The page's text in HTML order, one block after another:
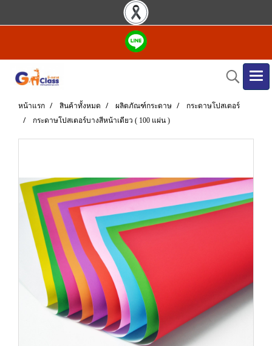
หน้าแรก สินค้าทั้งหมด ผลิตภัณฑ์กระดาษ
กระดาษโปสเตอร์
กระดาษโปสเตอร์บางสีหน้าเดียว ( 100 แผ่น )